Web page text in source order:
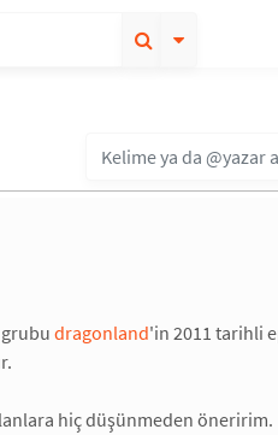
grubu dragonland'in 2011 tarihli
hiç düşünmeden öneririm.